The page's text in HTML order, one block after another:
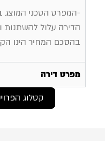
-המפרט הטכני המוצג
הדירה עלול להשתנות
בהסכם המחיר הינו
מפרט דירה
קטלוג